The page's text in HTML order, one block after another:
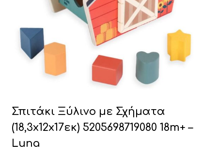
Σπιτάκι Ξύλινο με Σχήματα
(18,3x12x17εκ) 5205698719080 18m+ –
Luna